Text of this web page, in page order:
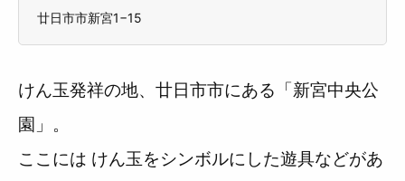
廿日市市新宮1−15
けん玉発祥の地、廿日市市にある「新宮中央公
園」。
ここには けん玉をシンボルにした遊具などがあ